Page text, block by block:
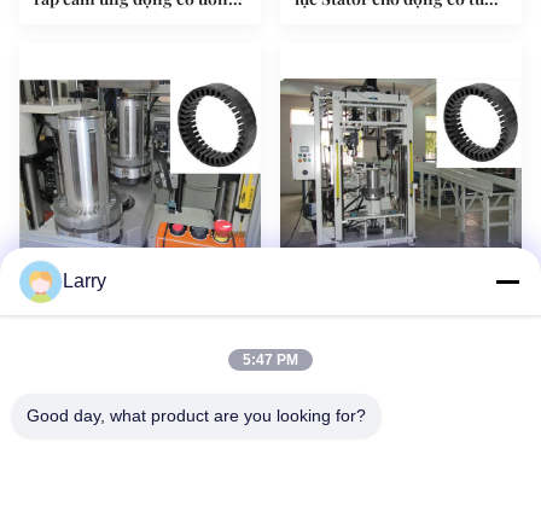
Mới
Motor Winding Thiết
Mới
Động cơ điện Stator
Winding Thiết bị
Larry
5:47 PM
Good day, what product are you looking for?